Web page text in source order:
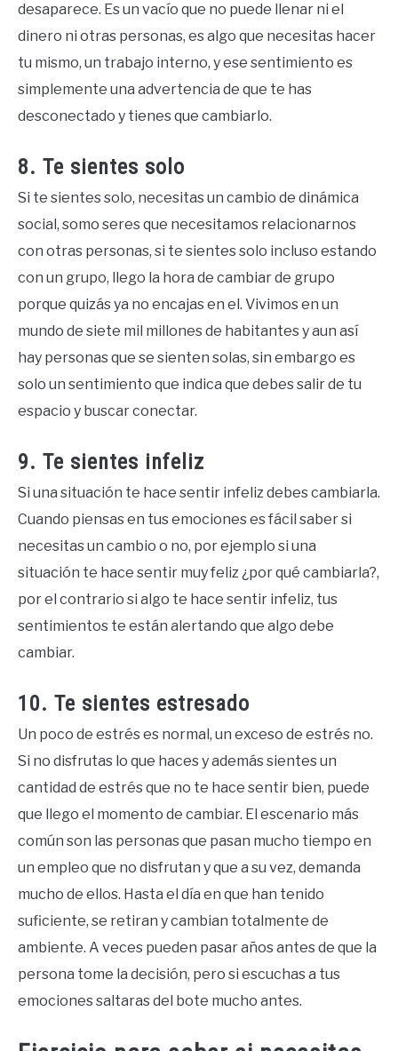
desaparece. Es un vacío que no puede llenar ni el
dinero ni otras personas, es algo que necesitas hacer
tu mismo, un trabajo interno, y ese sentimiento es
simplemente una advertencia de que te has
desconectado y tienes que cambiarlo.
8. Te sientes solo
Si te sientes solo, necesitas un cambio de dinámica
social, somo seres que necesitamos relacionarnos
con otras personas, si te sientes solo incluso estando
con un grupo, llego la hora de cambiar de grupo
porque quizás ya no encajas en el. Vivimos en un
mundo de siete mil millones de habitantes y aun así
hay personas que se sienten solas, sin embargo es
solo un sentimiento que indica que debes salir de tu
espacio y buscar conectar.
9. Te sientes infeliz
Si una situación te hace sentir infeliz debes cambiarla.
Cuando piensas en tus emociones es fácil saber si
necesitas un cambio o no, por ejemplo si una
situación te hace sentir muy feliz ¿por qué cambiarla?,
por el contrario si algo te hace sentir infeliz, tus
sentimientos te están alertando que algo debe
cambiar.
10. Te sientes estresado
Un poco de estrés es normal, un exceso de estrés no.
Si no disfrutas lo que haces y además sientes un
cantidad de estrés que no te hace sentir bien, puede
que llego el momento de cambiar. El escenario más
común son las personas que pasan mucho tiempo en
un empleo que no disfrutan y que a su vez, demanda
mucho de ellos. Hasta el día en que han tenido
suficiente, se retiran y cambian totalmente de
ambiente. A veces pueden pasar años antes de que la
persona tome la decisión, pero si escuchas a tus
emociones saltaras del bote mucho antes.